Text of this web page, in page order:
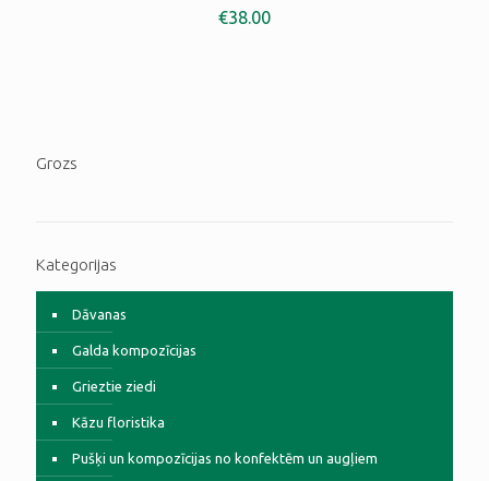
€38.00
Grozs
Kategorijas
Dāvanas
Galda kompozīcijas
Grieztie ziedi
Kāzu floristika
Pušķi un kompozīcijas no konfektēm un augļiem